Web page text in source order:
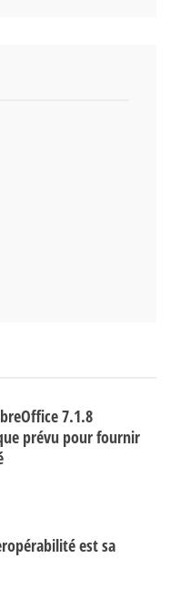
7.1.8
prévu pour fournir
est sa